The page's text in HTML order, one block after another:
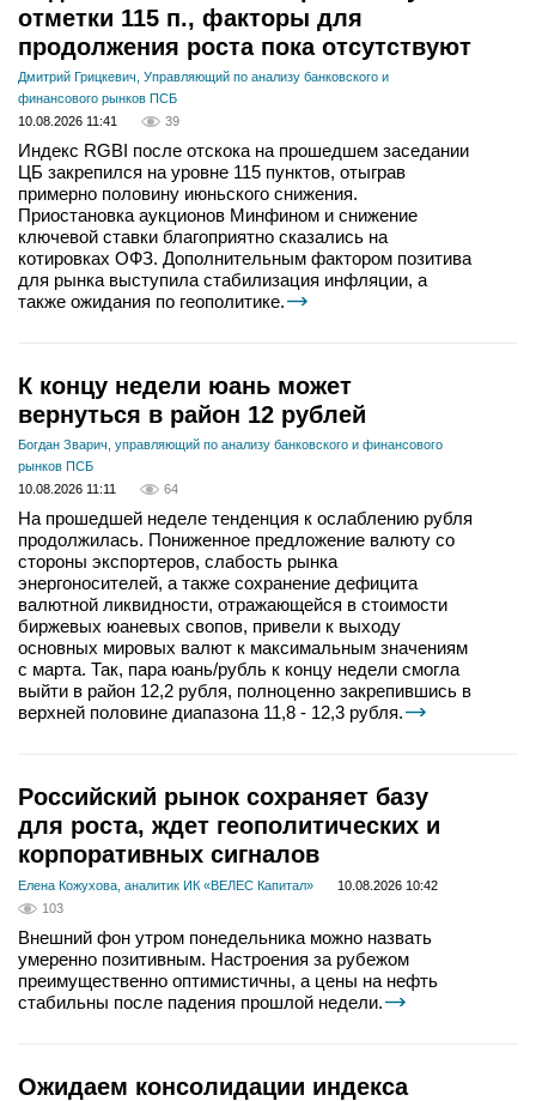
отметки 115 п., факторы для
продолжения роста пока отсутствуют
Дмитрий Грицкевич, Управляющий по анализу банковского и
финансового рынков ПСБ
10.08.2026 11:41
39
Индекс RGBI после отскока на прошедшем заседании
ЦБ закрепился на уровне 115 пунктов, отыграв
примерно половину июньского снижения.
Приостановка аукционов Минфином и снижение
ключевой ставки благоприятно сказались на
котировках ОФЗ. Дополнительным фактором позитива
для рынка выступила стабилизация инфляции, а
также ожидания по геополитике.
К концу недели юань может
вернуться в район 12 рублей
Богдан Зварич, управляющий по анализу банковского и финансового
рынков ПСБ
10.08.2026 11:11
64
На прошедшей неделе тенденция к ослаблению рубля
продолжилась. Пониженное предложение валюту со
стороны экспортеров, слабость рынка
энергоносителей, а также сохранение дефицита
валютной ликвидности, отражающейся в стоимости
биржевых юаневых свопов, привели к выходу
основных мировых валют к максимальным значениям
с марта. Так, пара юань/рубль к концу недели смогла
выйти в район 12,2 рубля, полноценно закрепившись в
верхней половине диапазона 11,8 - 12,3 рубля.
Российский рынок сохраняет базу
для роста, ждет геополитических и
корпоративных сигналов
Елена Кожухова, аналитик ИК «ВЕЛЕС Капитал»
10.08.2026 10:42
103
Внешний фон утром понедельника можно назвать
умеренно позитивным. Настроения за рубежом
преимущественно оптимистичны, а цены на нефть
стабильны после падения прошлой недели.
Ожидаем консолидации индекса